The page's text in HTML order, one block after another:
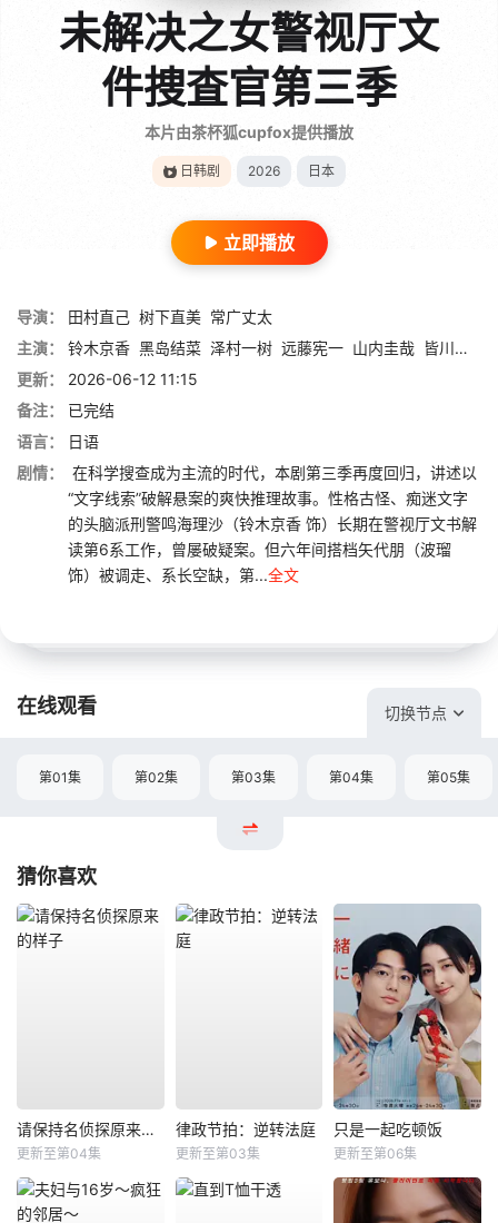
未解决之女警视厅文
件捜査官第三季
本片由茶杯狐cupfox提供播放
日韩剧 2026 日本
立即播放
导演： 田村直己 树下直美 常广丈太
主演：
铃木京香 黑岛结菜 泽村一树 远藤宪一 山内圭哉 皆川猿时
更新：
2026-06-12 11:15
备注：
已完结
语言：
日语
剧情：
在科学搜查成为主流的时代，本剧第三季再度回归，讲述以
“文字线索”破解悬案的爽快推理故事。性格古怪、痴迷文字
的头脑派刑警鸣海理沙（铃木京香 饰）长期在警视厅文书解
读第6系工作，曾屡破疑案。但六年间搭档矢代朋（波瑠
饰）被调走、系长空缺，第...全文
在线观看 切换节点
第01集 第02集 第03集 第04集 第05集
猜你喜欢
请保持名侦探原来的样子
更新至第04集
律政节拍：逆转法庭
更新至第03集
只是一起吃顿饭
更新至第06集